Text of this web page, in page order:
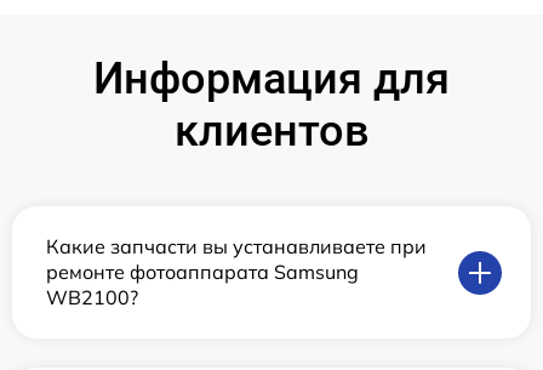
Информация для
клиентов
Какие запчасти вы устанавливаете при
ремонте фотоаппарата Samsung
WB2100?